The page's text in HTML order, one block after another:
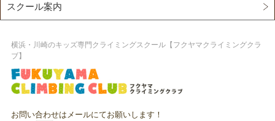
スクール案内
横浜・川崎のキッズ専門クライミングスクール【フクヤマクライミングクラ
ブ】
お問い合わせはメールにてお願いします！